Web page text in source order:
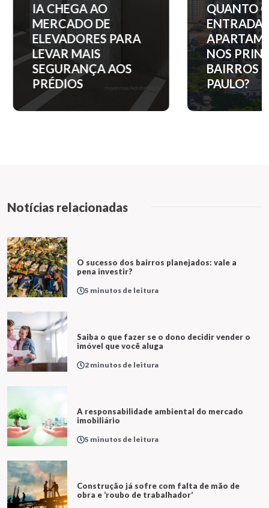
IA CHEGA AO
MERCADO DE
ELEVADORES PARA
LEVAR MAIS
SEGURANÇA AOS
PRÉDIOS
QUANTO
ENTRADA
NOS
BAIRROS
PAULO?
Notícias relacionadas
O sucesso dos bairros planejados: vale a
pena investir?
5 minutos de leitura
Saiba o que fazer se o dono decidir vender o
imóvel que você aluga
2 minutos de leitura
A responsabilidade ambiental do mercado
imobiliário
5 minutos de leitura
Construção já sofre com falta de mão de
obra e ‘roubo de trabalhador’